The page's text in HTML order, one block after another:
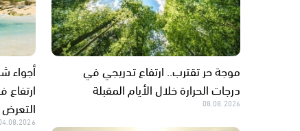
موجة حر تقترب.. ارتفاع تدريجي في
درجات الحرارة خلال الأيام المقبلة
08.08.2026
أجواء